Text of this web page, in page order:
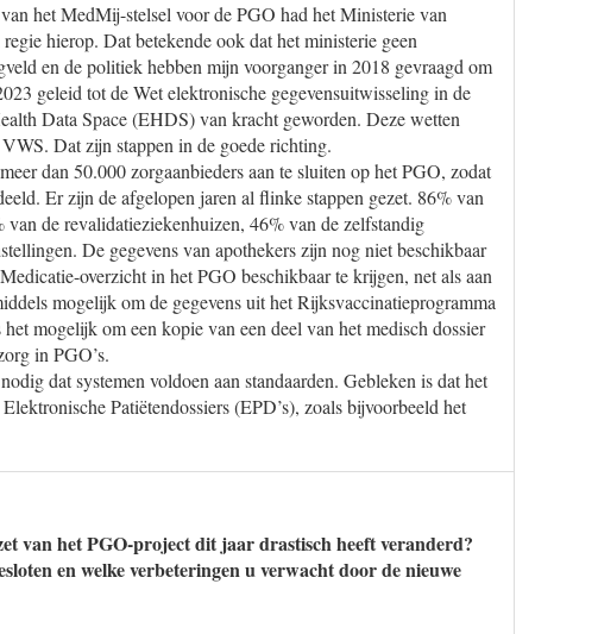
het MedMij-stelsel voor de PGO had het Ministerie van
hierop. Dat betekende ook dat het ministerie geen
en de politiek hebben mijn voorganger in 2018 gevraagd om
geleid tot de Wet elektronische gegevensuitwisseling in de
Data Space (EHDS) van kracht geworden. Deze wetten
Dat zijn stappen in de goede richting.
dan 50.000 zorgaanbieders aan te sluiten op het PGO, zodat
Er zijn de afgelopen jaren al flinke stappen gezet. 86% van
de revalidatieziekenhuizen, 46% van de zelfstandig
De gegevens van apothekers zijn nog niet beschikbaar
overzicht in het PGO beschikbaar te krijgen, net als aan
mogelijk om de gegevens uit het Rijksvaccinatieprogramma
mogelijk om een kopie van een deel van het medisch dossier
in PGO’s.
dat systemen voldoen aan standaarden. Gebleken is dat het
Patiëtendossiers (EPD’s), zoals bijvoorbeeld het
van het PGO-project dit jaar drastisch heeft veranderd?
en welke verbeteringen u verwacht door de nieuwe